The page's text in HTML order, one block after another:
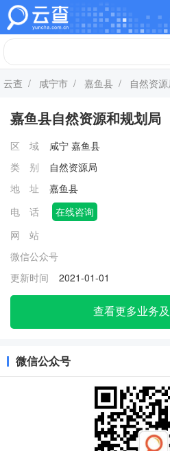
云查 / 咸宁市 / 嘉鱼县 / 自然资源
嘉鱼县自然资源和规划局
区 域 咸宁 嘉鱼县
类 别
自然资源局
地 址
嘉鱼县
电 话
在线咨询
网 站
微信公众号
更新时间
2021-01-01
查看更多业务
微信公众号